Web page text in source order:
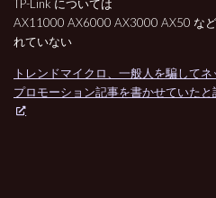
TP-Link については
AX11000 AX6000 AX3000 AX50 な
れていない
トレンドマイクロ、一般人を騙して
プロモーション記事を書かせていたと